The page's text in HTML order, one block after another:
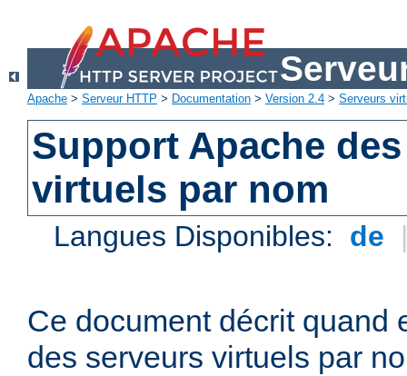
Apache > Serveur HTTP > Documentation > Version 2.4 > Serveurs
Support Apache
virtuels par nom
Langues Disponibles: de
Ce document décrit quand
des serveurs virtuels par